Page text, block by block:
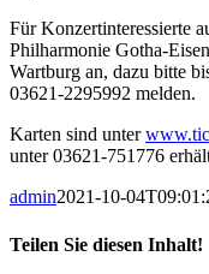
Für Konzertinteressierte
Philharmonie Gotha-
Wartburg an, dazu bitte
03621-2295992 melden.
Karten sind unter
unter 03621-751776
admin2021-10-
Teilen Sie diesen Inhalt!